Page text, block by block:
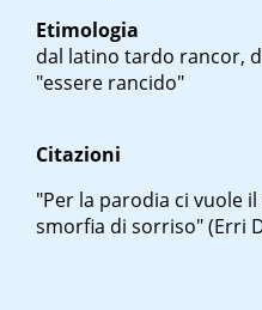
Etimologia
dal latino tardo rancor,
"essere rancido"
Citazioni
"Per la parodia ci vuole il
smorfia di sorriso" (Erri